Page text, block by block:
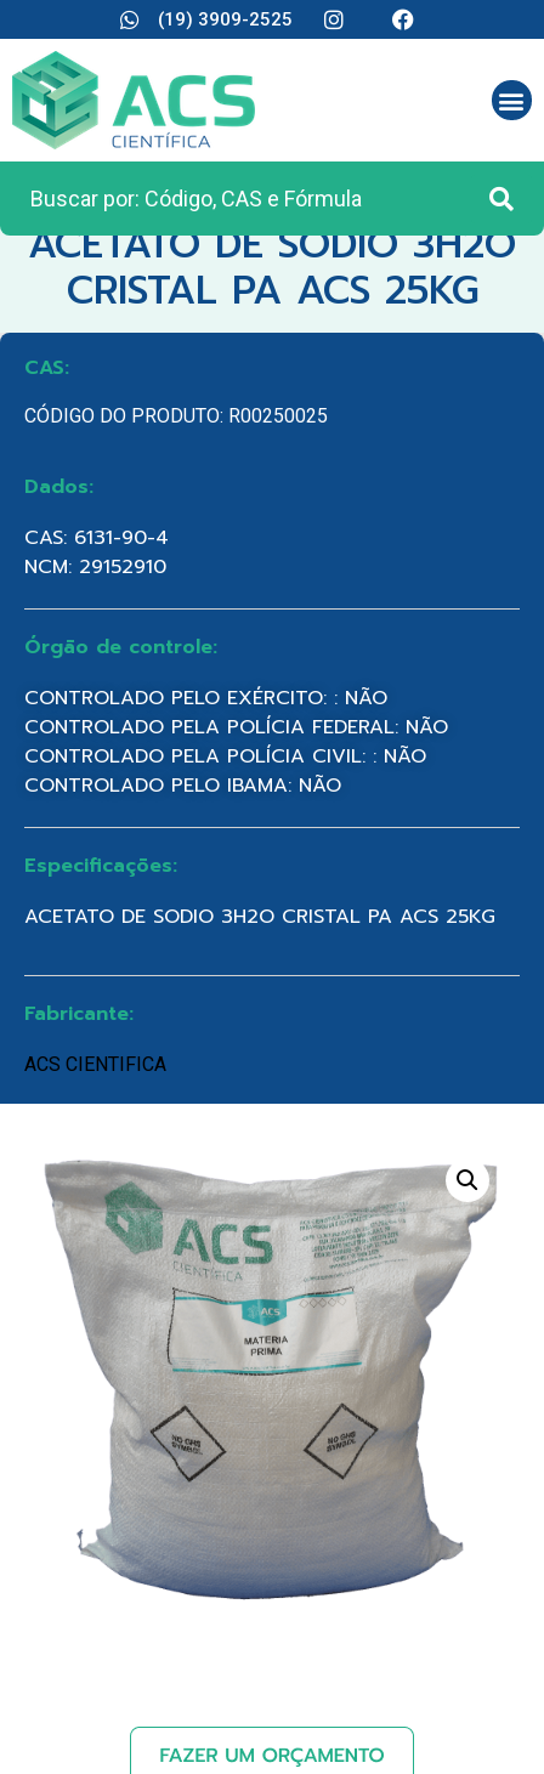
(19) 3909-2525
CATEGORIA: MATÉRIA PRIMA
ACETATO DE SODIO 3H2O
CRISTAL PA ACS 25KG
CAS:
CÓDIGO DO PRODUTO: R00250025
Dados:
CAS: 6131-90-4
NCM: 29152910
Órgão de controle:
CONTROLADO PELO EXÉRCITO: : NÃO
CONTROLADO PELA POLÍCIA FEDERAL: NÃO
CONTROLADO PELA POLÍCIA CIVIL: : NÃO
CONTROLADO PELO IBAMA: NÃO
Especificações:
ACETATO DE SODIO 3H2O CRISTAL PA ACS 25KG
Fabricante:
ACS CIENTIFICA